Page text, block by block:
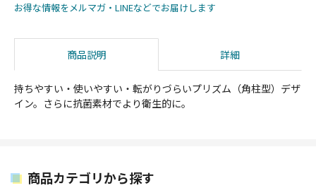
お得な情報をメルマガ・LINEなどでお届けします
商品説明 詳細
持ちやすい・使いやすい・転がりづらいプリズム（角柱型）デザ
イン。さらに抗菌素材でより衛生的に。
商品カテゴリから探す